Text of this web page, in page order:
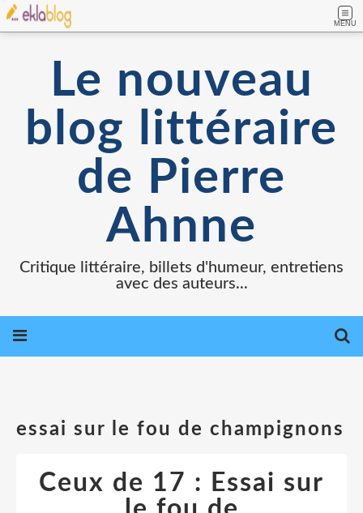
MENU
Le nouveau
blog littéraire
de Pierre
Ahnne
Critique littéraire, billets d'humeur, entretiens
avec des auteurs...
essai sur le fou de champignons
Ceux de 17 : Essai sur